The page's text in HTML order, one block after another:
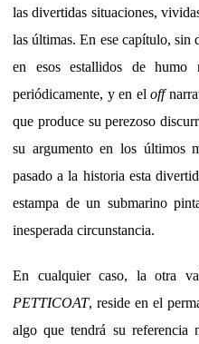
las divertidas situaciones,
las últimas. En ese capítulo, sin
en esos estallidos de humo
periódicamente, y en eloff
que produce su perezoso
su argumento en los últimos
pasado a la historia esta
estampa de un submarino
inesperada circunstancia.
En cualquier caso, la otra
PETTICOAT, reside en el
algo que tendrá su referencia